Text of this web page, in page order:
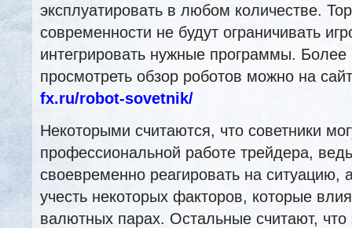
эксплуатировать в любом количестве.
современности не будут ограничивать
интегрировать нужные программы. Более
просмотреть обзор роботов можно на
fx.ru/robot-sovetnik/
Некоторыми считаются, что советники
профессиональной работе трейдера,
своевременно реагировать на ситуацию,
учесть некоторых факторов, которые
валютных парах. Остальные считают, что